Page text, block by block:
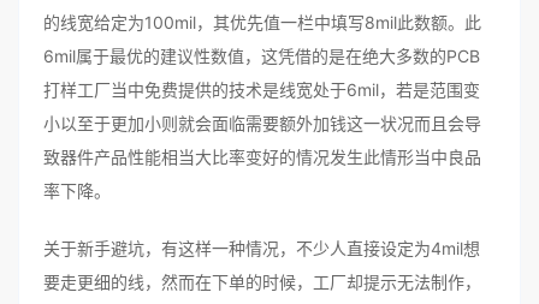
的线宽给定为100mil，其优先值一栏中填写8mil此数额。此
6mil属于最优的建议性数值，这凭借的是在绝大多数的PCB
打样工厂当中免费提供的技术是线宽处于6mil，若是范围变
小以至于更加小则就会面临需要额外加钱这一状况而且会导
致器件产品性能相当大比率变好的情况发生此情形当中良品
率下降。
关于新手避坑，有这样一种情况，不少人直接设定为4mil想
要走更细的线，然而在下单的时候，工厂却提示无法制作，